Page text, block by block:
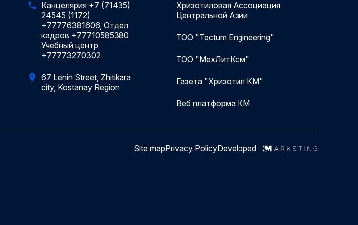
Канцелярия +7 (71435)
24545 (1172)
+77776381606, Отдел
кадров +77710585380
Учебный центр
+77773270302
67 Lenin Street, Zhitikara
city, Kostanay Region
Хризотиловая Ассоциация
Центральной Азии
ТОО "Tectum Engineering"
ТОО "МехЛитКом"
Газета "Хризотил КМ"
Веб платформа КМ
Site mapPrivacy PolicyDeveloped